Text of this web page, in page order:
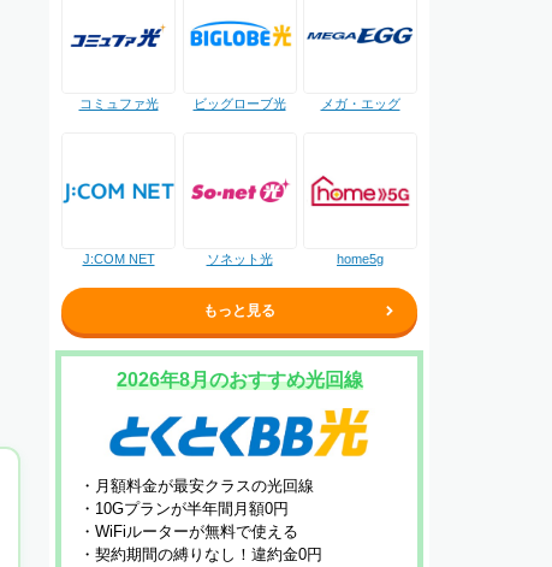
コミュファ光 ビッグローブ光 メガ・エッグ
J:COM NET ソネット光 home5g
もっと見る
2026年8月のおすすめ光回線
・月額料金が最安クラスの光回線
・10Gプランが半年間月額0円
・WiFiルーターが無料で使える
・契約期間の縛りなし！違約金0円